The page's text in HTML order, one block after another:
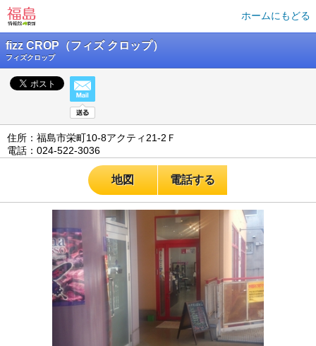
ホームにもどる
fizz CROP（フィズ クロップ）
フィズクロップ
住所：福島市栄町10-8アクティ21‐2Ｆ
電話：024-522-3036
地図 電話する